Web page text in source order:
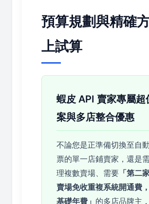
預算規劃與精確
上試算
蝦皮 API 賣家專屬超
案與多店整合優惠
不論您是正準備切換至自
票的單一店鋪賣家，還是
理複數賣場、需要 「第二
賣場免收重複系統開通費
基礎年費」 的多店品牌主